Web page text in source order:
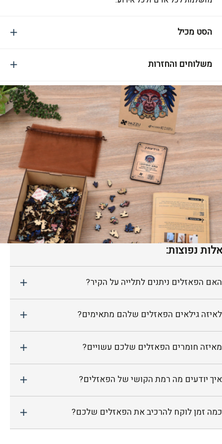
הסט מכיל
משלוחים והחזרות
נפוצות:
האם הפאזלים ניתנים לתלייה על הקיר?
לאיזה גילאים הפאזלים שלהם מתאימים?
מאיזה חומרים הפאזלים שלכם עשויים?
איך יודעים מה רמת הקושי של הפאזלים?
כמה זמן לוקח להרכיב את הפאזלים שלכם?